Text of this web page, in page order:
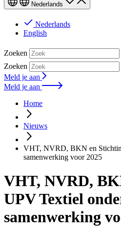
Nederlands
Nederlands
English
Zoeken
Zoeken
Meld je aan
Meld je aan
Home
Nieuws
VHT, NVRD, BKN en
samenwerking voor 2025
VHT, NVRD,
UPV Textiel
samenwerking